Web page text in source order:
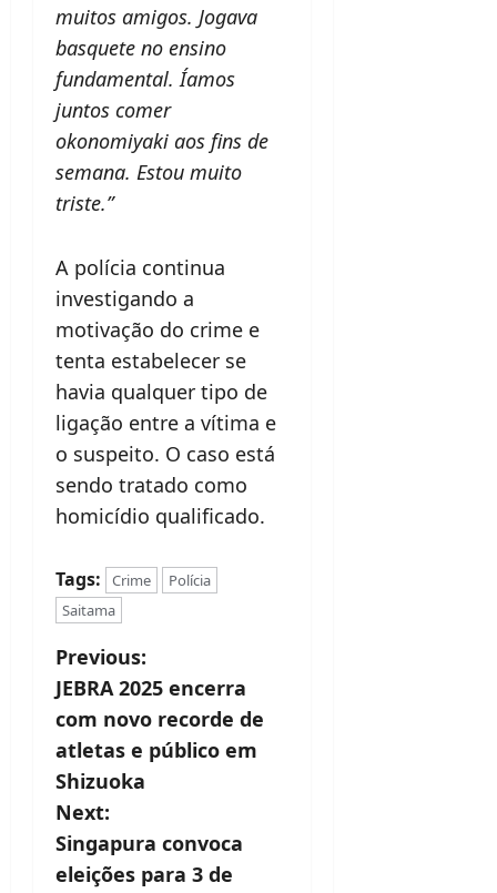
muitos amigos. Jogava
basquete no ensino
fundamental. Íamos
juntos comer
okonomiyaki aos fins de
semana. Estou muito
triste.”
A polícia continua
investigando a
motivação do crime e
tenta estabelecer se
havia qualquer tipo de
ligação entre a vítima e
o suspeito. O caso está
sendo tratado como
homicídio qualificado.
Tags: Crime
Polícia
Saitama
P
o
s
t
n
a
Previous:
JEBRA 2025 encerra
com novo recorde de
atletas e público em
Shizuoka
Next:
Singapura convoca
eleições para 3 de